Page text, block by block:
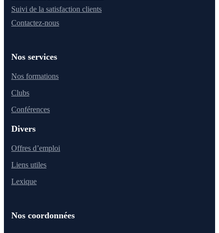
Suivi de la satisfaction clients
Contactez-nous
Nos services
Nos formations
Clubs
Conférences
Divers
Offres d’emploi
Liens utiles
Lexique
Nos coordonnées